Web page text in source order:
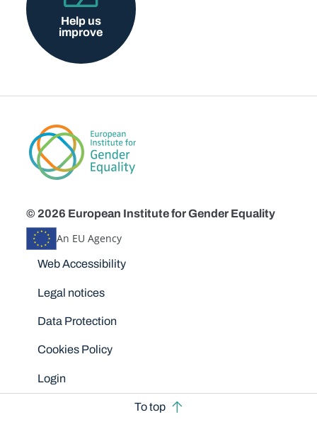
Help us
improve
© 2026 European Institute for Gender Equality
An EU Agency
Disclaimers
Web Accessibility
Legal notices
Data Protection
Cookies Policy
Login
To top